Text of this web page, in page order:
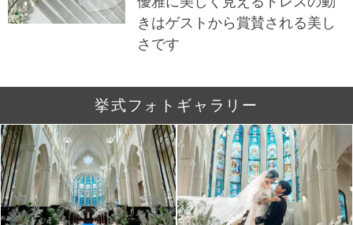
きはゲストから賞賛される美し
さです
挙式フォトギャラリー